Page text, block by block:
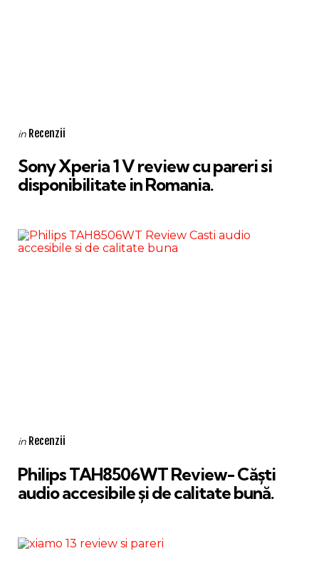
Categories
Posted
in Recenzii
Sony Xperia 1 V review cu pareri si
disponibilitate in Romania.
Categories
Posted
in Recenzii
Philips TAH8506WT Review- Căști
audio accesibile și de calitate bună.